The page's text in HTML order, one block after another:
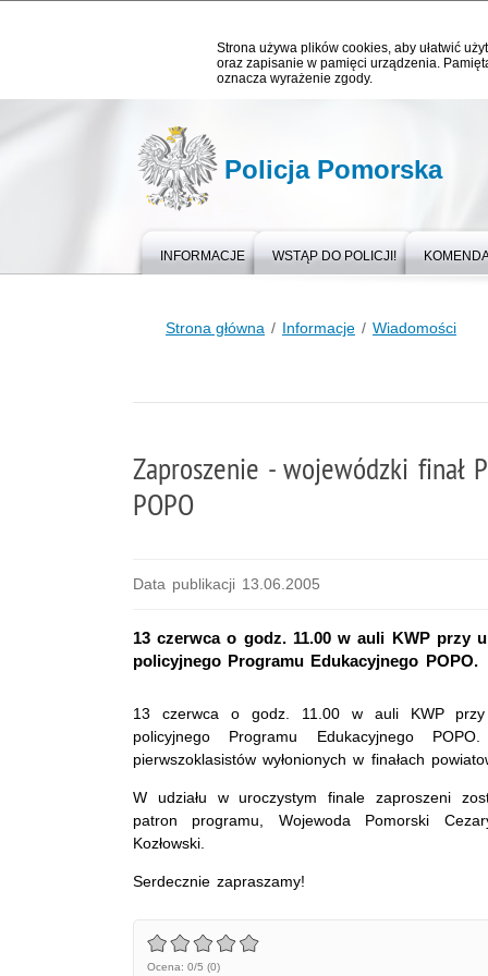
Strona używa plików cookies, aby ułatwić
oraz zapisanie w pamięci urządzenia.
oznacza wyrażenie zgody.
Policja Pomorska
INFORMACJE WSTĄP DO POLICJI!
Strona główna Informacje Wiadomości
Zaproszenie - wojewódzki finał
POPO
Data publikacji 13.06.2005
13 czerwca o godz. 11.00 w auli KWP przy
policyjnego Programu Edukacyjnego POPO.
13 czerwca o godz. 11.00 w auli KWP przy
policyjnego Programu Edukacyjnego
pierwszoklasistów wyłonionych w finałach
W udziału w uroczystym finale zaproszeni
patron programu, Wojewoda Pomorski
Kozłowski.
Serdecznie zapraszamy!
Ocena: 0/5 (0)